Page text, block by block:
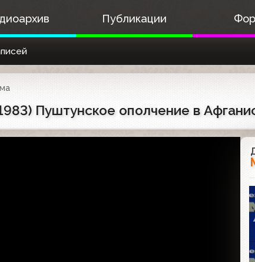
Публикации
Пуштунское ополчение в